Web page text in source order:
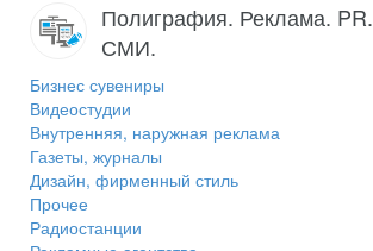
Полиграфия. Реклама. PR.
СМИ.
Бизнес сувениры
Видеостудии
Внутренняя, наружная реклама
Газеты, журналы
Дизайн, фирменный стиль
Прочее
Радиостанции